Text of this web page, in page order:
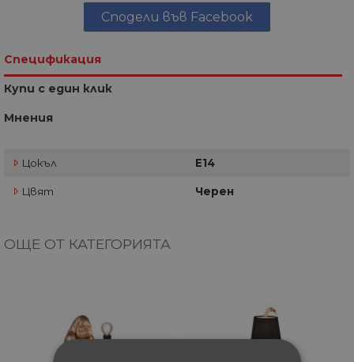
Сподели във Facebook
Спецификация
Купи с един клик
Мнения
Цокъл E14
Цвят Черен
ОЩЕ ОТ КАТЕГОРИЯТА